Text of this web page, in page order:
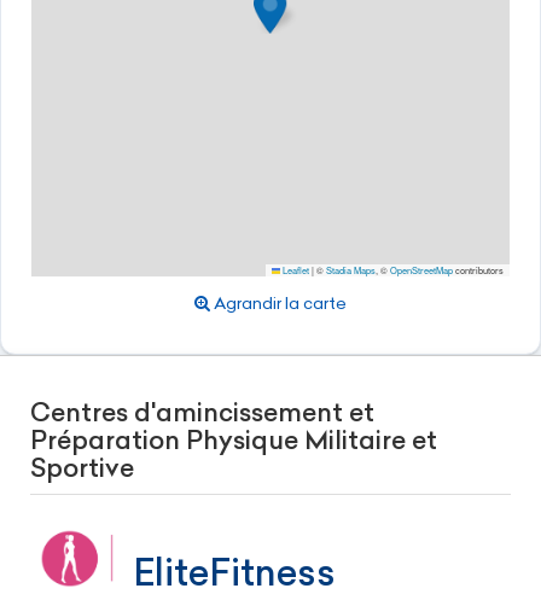
Leaflet|©Stadia Maps , ©OpenStreetMapcontributors
Agrandir la carte
Centres d'amincissement et
Préparation Physique Militaire et
Sportive
EliteFitness